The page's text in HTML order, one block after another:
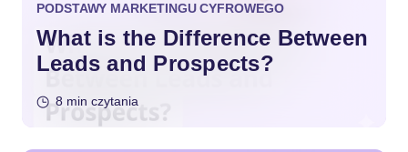
PODSTAWY MARKETINGU CYFROWEGO
What is the Difference Between
Leads and Prospects?
8 min czytania